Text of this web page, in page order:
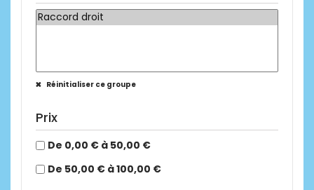
Réinitialiser ce groupe
Prix
De 0,00 € à 50,00 €
De 50,00 € à 100,00 €